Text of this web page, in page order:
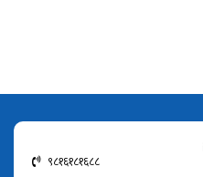
९८१६१८१६८८